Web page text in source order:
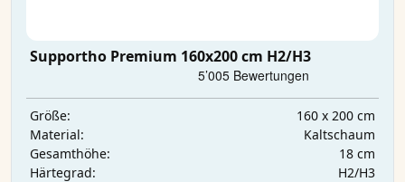
Supportho Premium 160x200 cm H2/H3
Größe:
160 x 200 cm
Material:
Kaltschaum
Gesamthöhe:
18 cm
Härtegrad:
H2/H3